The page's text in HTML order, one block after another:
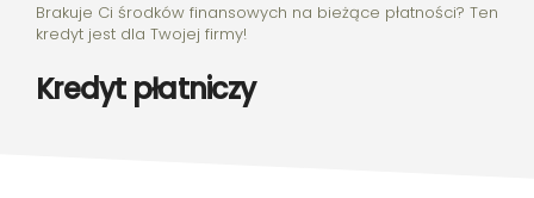
Brakuje Ci środków finansowych na bieżące płatności? Ten
kredyt jest dla Twojej firmy!
Kredyt płatniczy